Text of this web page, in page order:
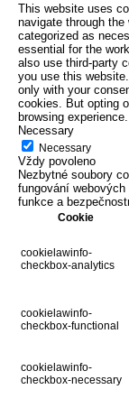
This website uses
navigate through
categorized as
essential for the
also use third-party
you use this
only with your
cookies. But opting
browsing experience.
Necessary
Necessary
Vždy povoleno
Nezbytné soubory
fungování
funkce a
Cookie
cookielawinfo-
checkbox-analytics
cookielawinfo-
checkbox-functional
cookielawinfo-
checkbox-necessary